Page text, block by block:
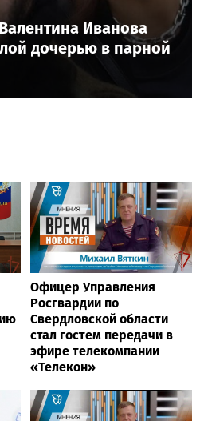
Иванова
дочерью в парной
Офицер Управления
Росгвардии по
Свердловской области
стал гостем передачи в
эфире телекомпании
«Телекон»